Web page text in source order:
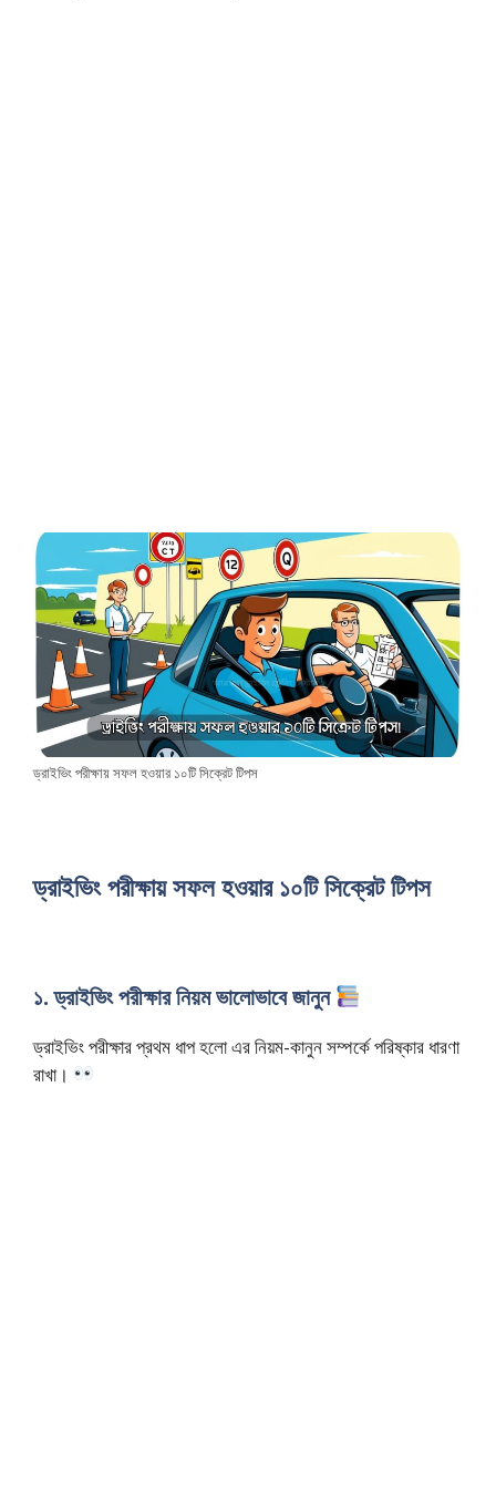
ড্রাইভিং পরীক্ষায় সফল হওয়ার ১০টি সিক্রেট টিপস
ড্রাইভিং পরীক্ষায় সফল হওয়ার ১০টি সিক্রেট টিপস
১. ড্রাইভিং পরীক্ষার নিয়ম ভালোভাবে জানুন
ড্রাইভিং পরীক্ষার প্রথম ধাপ হলো এর নিয়ম-কানুন সম্পর্কে পরিষ্কার ধারণা
রাখা।